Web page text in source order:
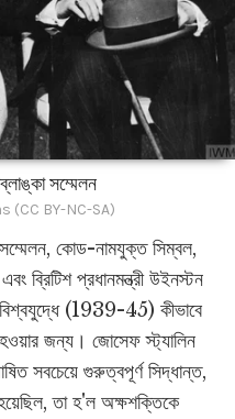
সম্মেলন
(CC BY-NC-SA)
সম্মেলন, কোড-নামযুক্ত সিম্বল,
ব্রিটিশ প্রধানমন্ত্রী উইনস্টন
বিশ্বযুদ্ধে (1939-45) কীভাবে
জন্য। জোসেফ স্ট্যালিন
সবচেয়ে গুরুত্বপূর্ণ সিদ্ধান্ত,
হয়েছিল, তা হ'ল অক্ষশক্তিকে